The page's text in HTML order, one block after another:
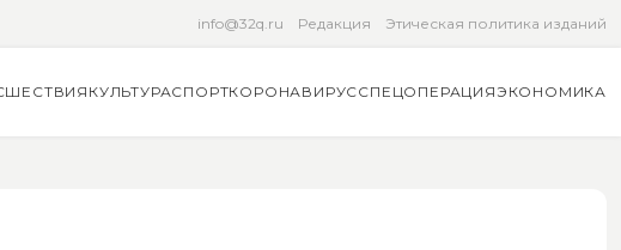
info@32q.ru Редакция Этическая политика изданий
КУЛЬТУРАСПОРТКОРОНАВИРУССПЕЦОПЕРАЦИЯЭКОНОМИКА